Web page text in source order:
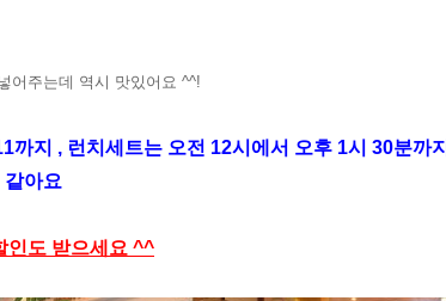
어주는데 역시 맛있어요 ^^!
까지 , 런치세트는 오전 12시에서 오후 1시 30분까지
아요
인도 받으세요 ^^